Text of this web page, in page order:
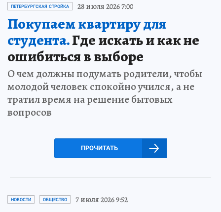
ПЕТЕРБУРГСКАЯ СТРОЙКА 28 июля 2026 7:00
Покупаем квартиру для
студента.Где искать и как не
ошибиться в выборе
О чем должны подумать родители, чтобы
молодой человек спокойно учился, а не
тратил время на решение бытовых
вопросов
ПРОЧИТАТЬ
НОВОСТИ ОБЩЕСТВО 7 июля 2026 9:52